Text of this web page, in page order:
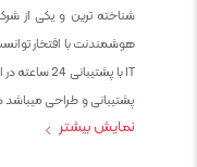
هوشمندنت با افتخار
نمایش بیشتر